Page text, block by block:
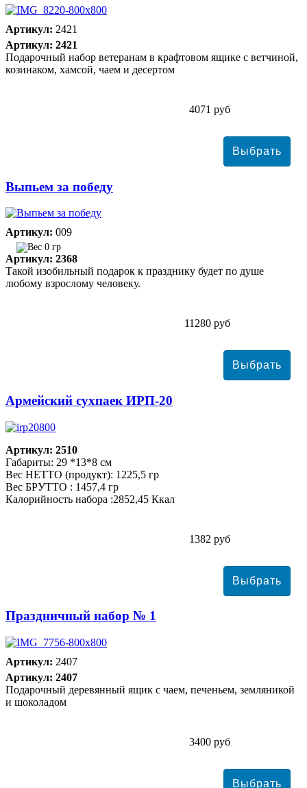
Артикул: 2421
Артикул: 2421
Подарочный набор ветеранам в крафтовом ящике с ветчиной,
козинаком, хамсой, чаем и десертом
4071 руб
Выпьем за победу
Артикул: 009
0 гр
Артикул: 2368
Такой изобильный подарок к празднику будет по душе
любому взрослому человеку.
11280 руб
Армейский сухпаек ИРП-20
Артикул: 2510
Габариты: 29 *13*8 см
Вес НЕТТО (продукт): 1225,5 гр
Вес БРУТТО : 1457,4 гр
Калорийность набора :2852,45 Ккал
1382 руб
Праздничный набор № 1
Артикул: 2407
Артикул: 2407
Подарочный деревянный ящик с чаем, печеньем, земляникой
и шоколадом
3400 руб